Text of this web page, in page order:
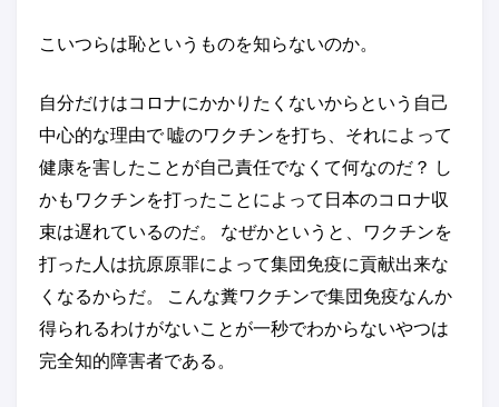
こいつらは恥というものを知らないのか。
自分だけはコロナにかかりたくないからという自己
中心的な理由で 嘘のワクチンを打ち、それによって
健康を害したことが自己責任でなくて何なのだ？ し
かもワクチンを打ったことによって日本のコロナ収
束は遅れているのだ。 なぜかというと、ワクチンを
打った人は抗原原罪によって集団免疫に貢献出来な
くなるからだ。 こんな糞ワクチンで集団免疫なんか
得られるわけがないことが一秒でわからないやつは
完全知的障害者である。